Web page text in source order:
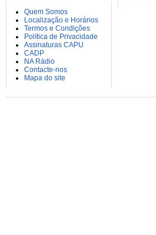
Quem Somos
Localização e Horários
Termos e Condições
Política de Privacidade
Assinaturas CAPU
CADP
NA Rádio
Contacte-nos
Mapa do site